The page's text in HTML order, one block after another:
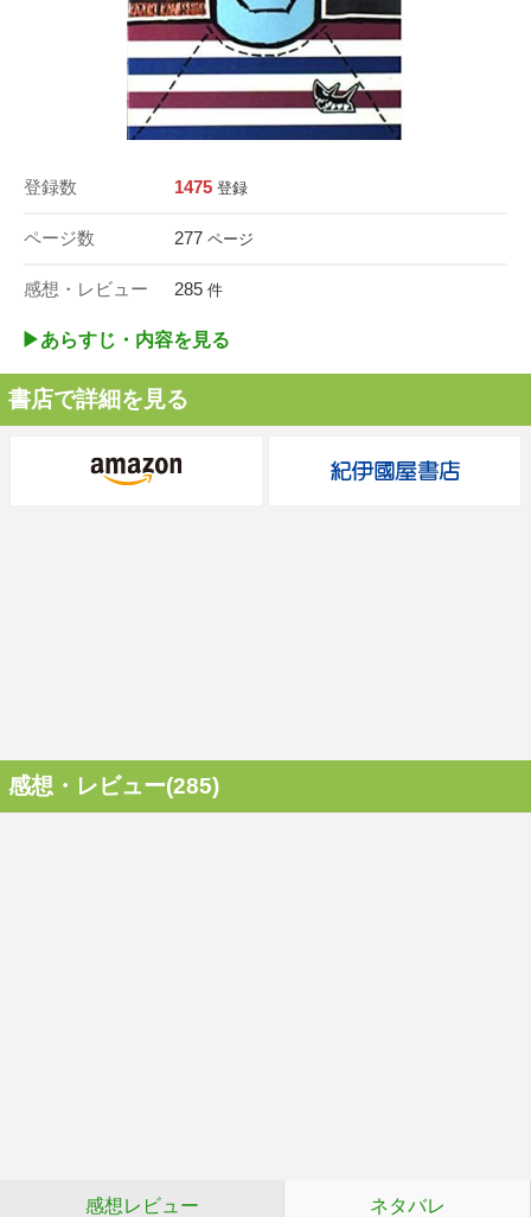
登録数 1475 登録
ページ数 277 ページ
感想・レビュー 285 件
▶︎あらすじ・内容を見る
書店で詳細を見る
感想・レビュー(285)
感想レビュー ネタバレ